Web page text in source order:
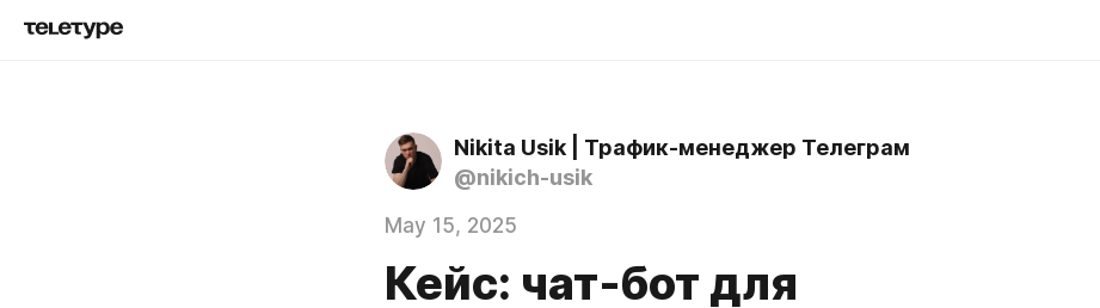
Nikita Usik | Трафик-менеджер Телеграм
@nikich-usik
May 15, 2025
Кейс: чат-бот для